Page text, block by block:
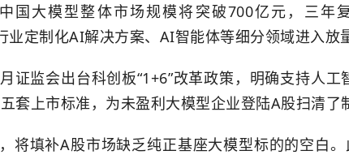
国大模型整体市场规模将突破700亿元，三年
业定制化AI解决方案、AI智能体等细分领域进入放
证监会出台科创板“1+6”改革政策，明确支持人工
套上市标准，为未盈利大模型企业登陆A股扫清了
将填补A股市场缺乏纯正基座大模型标的的空白